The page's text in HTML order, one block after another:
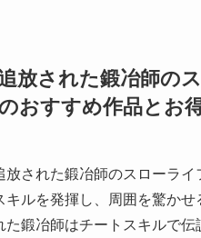
追放された鍛冶師の
おすすめ作品とお
放された鍛冶師のスローラ
キルを発揮し、周囲を驚か
た鍛冶師はチートスキルで